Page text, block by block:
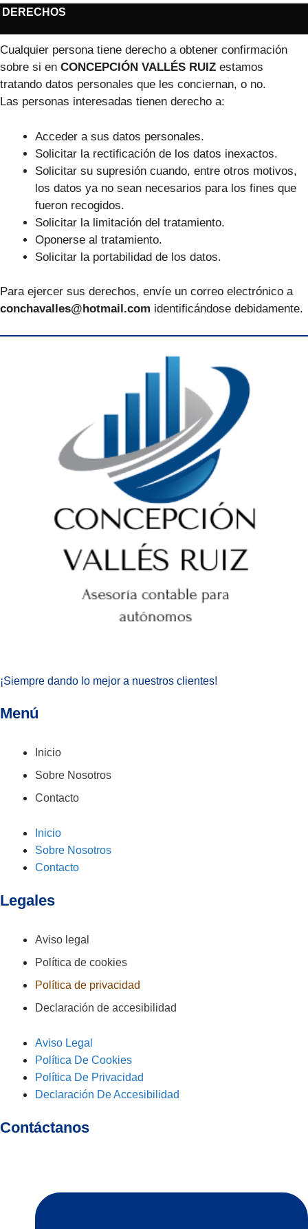
DERECHOS
Cualquier persona tiene derecho a obtener confirmación
sobre si en CONCEPCIÓN VALLÉS RUIZ estamos
tratando datos personales que les conciernan, o no.
Las personas interesadas tienen derecho a:
Acceder a sus datos personales.
Solicitar la rectificación de los datos inexactos.
Solicitar su supresión cuando, entre otros motivos,
los datos ya no sean necesarios para los fines que
fueron recogidos.
Solicitar la limitación del tratamiento.
Oponerse al tratamiento.
Solicitar la portabilidad de los datos.
Para ejercer sus derechos, envíe un correo electrónico a
conchavalles@hotmail.com identificándose debidamente.
¡Siempre dando lo mejor a nuestros clientes!
Menú
Inicio
Sobre Nosotros
Contacto
Inicio
Sobre Nosotros
Contacto
Legales
Aviso legal
Política de cookies
Política de privacidad
Declaración de accesibilidad
Aviso Legal
Política De Cookies
Política De Privacidad
Declaración De Accesibilidad
Contáctanos